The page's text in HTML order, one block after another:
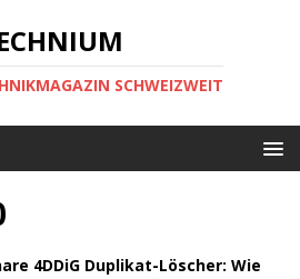
SCHWEIZWEIT
4DDiG Duplikat-Löscher: Wie